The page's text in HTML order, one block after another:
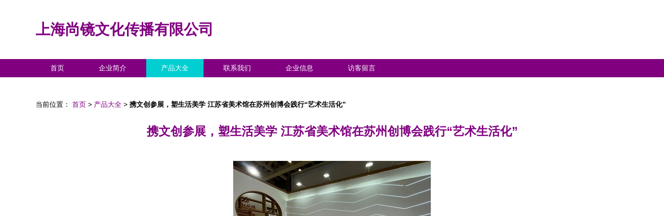
上海尚镜文化传播有限公司
首页 企业简介 产品大全 联系我们 企业信息 访客留言
当前位置： 首页 > 产品大全 > 携文创参展，塑生活美学 江苏省美术馆在苏州创博会践行“艺术生活化”
携文创参展，塑生活美学 江苏省美术馆在苏州创博会践行“艺术生活化”